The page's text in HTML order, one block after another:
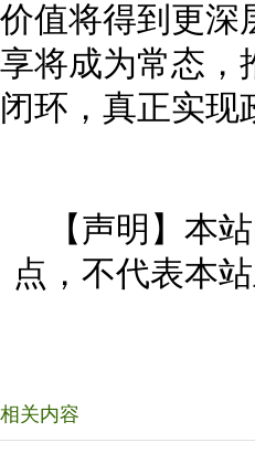
价值将得到更深
享将成为常态
闭环，真正实现
【声明】本
点，不代表本
相关内容